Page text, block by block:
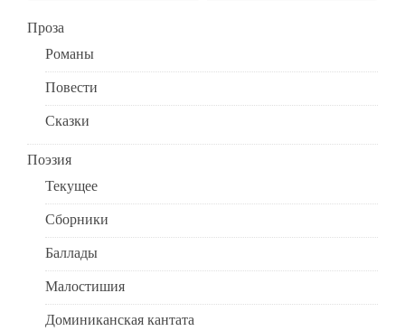
Проза
Романы
Повести
Сказки
Поэзия
Текущее
Сборники
Баллады
Малостишия
Доминиканская кантата